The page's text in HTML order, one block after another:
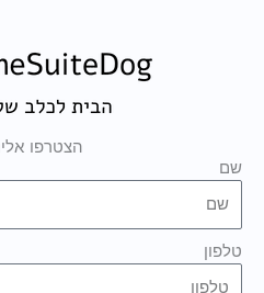
הצטרפו
שם
טלפון